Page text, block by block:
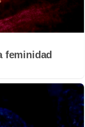
feminidad